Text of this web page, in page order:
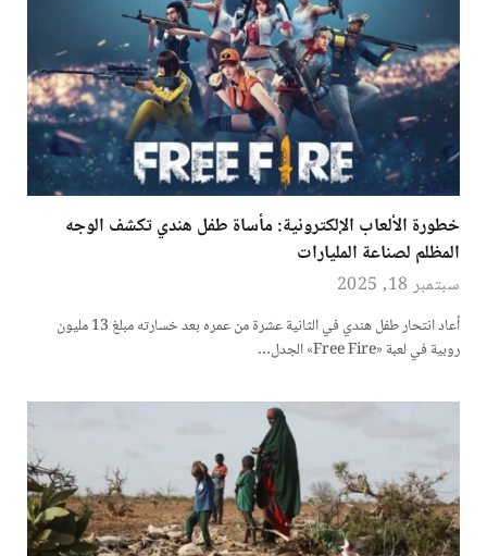
خطورة الألعاب الإلكترونية: مأساة طفل هندي تكشف الوجه
المظلم لصناعة المليارات
سبتمبر 18, 2025
أعاد انتحار طفل هندي في الثانية عشرة من عمره بعد خسارته مبلغ 13 مليون
روبية في لعبة «Free Fire» الجدل…